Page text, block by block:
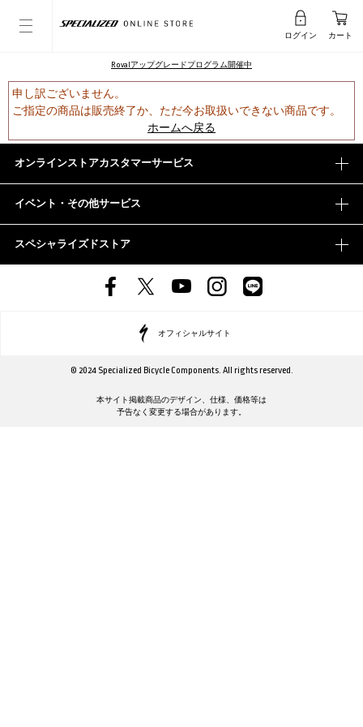
ログイン カート
Rovalアップグレードプログラム開催中
申し訳ございません。
ご指定の商品は販売終了か、ただ今お取扱いできない商品です。
ホームへ戻る
オンラインストアカスタマーサービス
イベント・その他サービス
スペシャライズドストア
オフィシャルサイト
© 2024 Specialized Bicycle Components. All rights reserved.
本サイト掲載商品のデザイン、仕様、価格等は
予告なく変更する場合があります。